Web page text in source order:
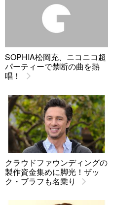
SOPHIA松岡充、ニコニコ超
パーティーで禁断の曲を熱
唱！
クラウドファウンディングの
製作資金集めに脚光！ザッ
ク・ブラフも名乗り